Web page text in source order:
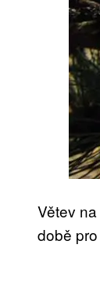
Větev
době